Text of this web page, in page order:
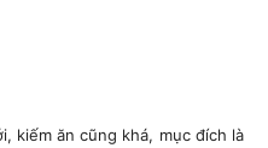
kiếm ăn cũng khá, mục đích là